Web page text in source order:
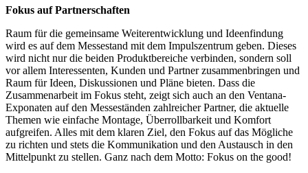
Fokus auf Partnerschaften
Raum für die gemeinsame Weiterentwicklung und Ideenfindung
wird es auf dem Messestand mit dem Impulszentrum geben. Dieses
wird nicht nur die beiden Produktbereiche verbinden, sondern soll
vor allem Interessenten, Kunden und Partner zusammenbringen und
Raum für Ideen, Diskussionen und Pläne bieten. Dass die
Zusammenarbeit im Fokus steht, zeigt sich auch an den Ventana-
Exponaten auf den Messeständen zahlreicher Partner, die aktuelle
Themen wie einfache Montage, Überrollbarkeit und Komfort
aufgreifen. Alles mit dem klaren Ziel, den Fokus auf das Mögliche
zu richten und stets die Kommunikation und den Austausch in den
Mittelpunkt zu stellen. Ganz nach dem Motto: Fokus on the good!